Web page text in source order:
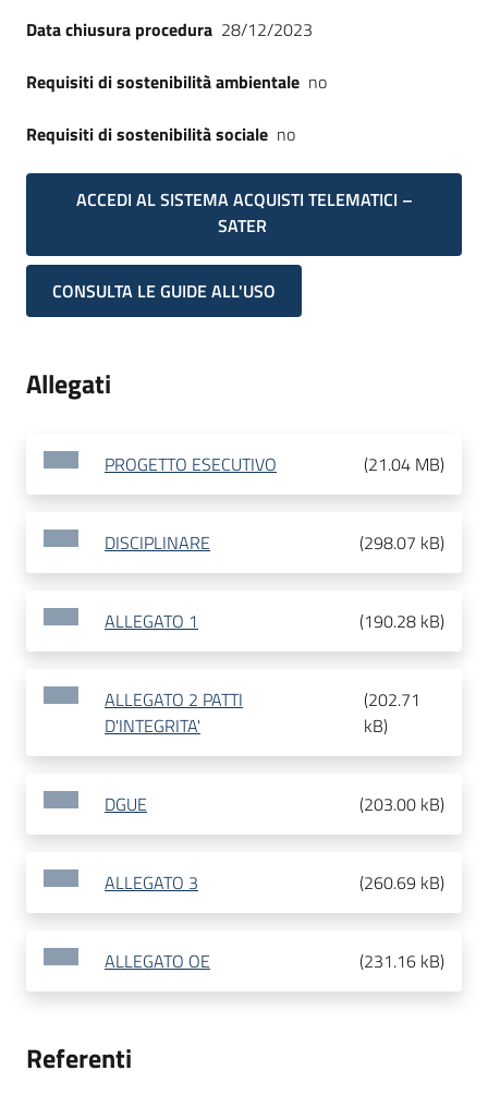
Data chiusura procedura 28/12/2023
Requisiti di sostenibilità ambientale no
Requisiti di sostenibilità sociale no
ACCEDI AL SISTEMA ACQUISTI TELEMATICI –
SATER
CONSULTA LE GUIDE ALL'USO
Allegati
PROGETTO ESECUTIVO (21.04 MB)
DISCIPLINARE (298.07 kB)
ALLEGATO 1 (190.28 kB)
ALLEGATO 2 PATTI
D'INTEGRITA'
(202.71
kB)
DGUE (203.00 kB)
ALLEGATO 3 (260.69 kB)
ALLEGATO OE (231.16 kB)
Referenti